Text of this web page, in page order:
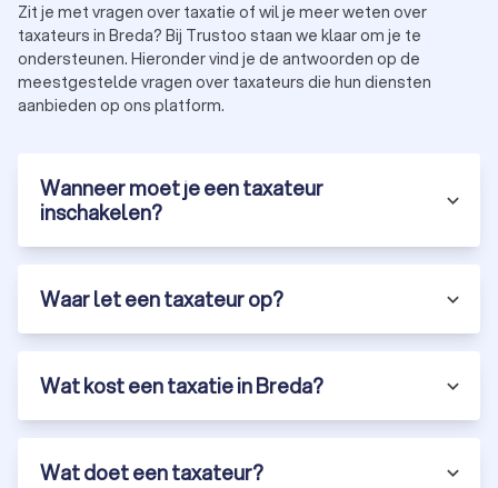
Zit je met vragen over taxatie of wil je meer weten over
taxateurs in Breda? Bij Trustoo staan we klaar om je te
ondersteunen. Hieronder vind je de antwoorden op de
meestgestelde vragen over taxateurs die hun diensten
aanbieden op ons platform.
Wanneer moet je een taxateur
inschakelen?
Waar let een taxateur op?
Wat kost een taxatie in Breda?
Wat doet een taxateur?